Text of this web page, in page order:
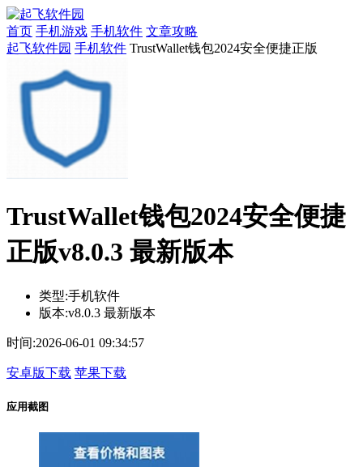
首页 手机游戏 手机软件 文章攻略
起飞软件园 手机软件 TrustWallet钱包2024安全便捷正版
TrustWallet钱包2024安全便捷
正版v8.0.3 最新版本
类型:手机软件
版本:v8.0.3 最新版本
时间:2026-06-01 09:34:57
安卓版下载 苹果下载
应用截图